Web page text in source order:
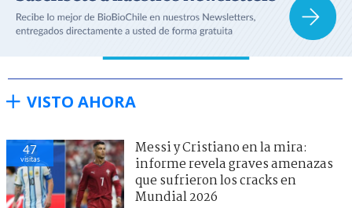
VISTO AHORA
47
visitas
Messi y Cristiano en la mira:
informe revela graves amenazas
que sufrieron los cracks en
Mundial 2026